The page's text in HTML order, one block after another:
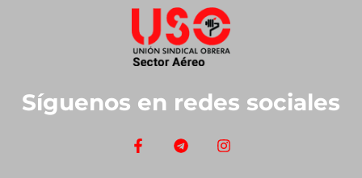
Síguenos en redes sociales